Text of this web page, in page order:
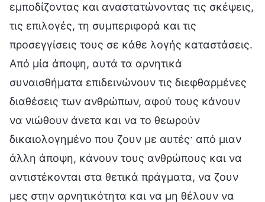
εμποδίζοντας και αναστατώνοντας τις σκέψεις,
τις επιλογές, τη συμπεριφορά και τις
προσεγγίσεις τους σε κάθε λογής καταστάσεις.
Από μία άποψη, αυτά τα αρνητικά
συναισθήματα επιδεινώνουν τις διεφθαρμένες
διαθέσεις των ανθρώπων, αφού τους κάνουν
να νιώθουν άνετα και να το θεωρούν
δικαιολογημένο που ζουν με αυτές· από μιαν
άλλη άποψη, κάνουν τους ανθρώπους και να
αντιστέκονται στα θετικά πράγματα, να ζουν
μες στην αρνητικότητα και να μη θέλουν να